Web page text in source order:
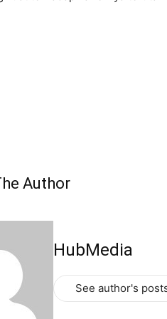
Author
HubMedia
See author's